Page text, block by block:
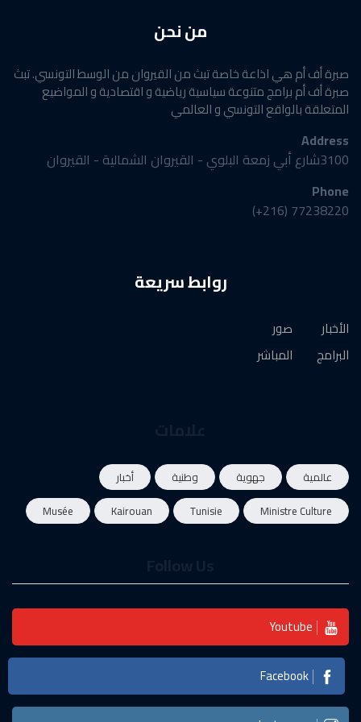
من نحن
صبرة أف أم هي اذاعة خاصة تبث من القيروان من الوسط التونسي. تبث
صبرة أف أم برامج متنوعة سياسية رياضية و اقتصادية و المواضيع
المتعلقة بالواقع التونسي و العالمي
Address
3100شارع أبي زمعة البلوي - القيروان الشمالية - القيروان
Phone
77238220 (216+)
روابط سريعة
الأخبار
البرامج
صور
المباشر
عالمية جهوية وطنية
أخبار
Ministre Culture
Tunisie
Kairouan
Musée
Youtube
Facebook